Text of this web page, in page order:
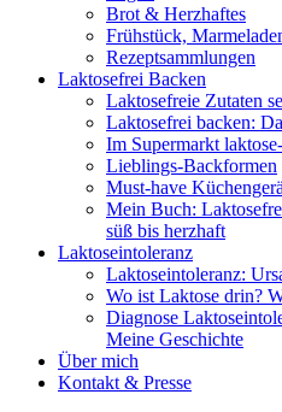
Brot & Herzhaftes
Frühstück,
Rezeptsammlungen
Laktosefrei Backen
Laktosefreie Zutaten
Laktosefrei backen:
Im Supermarkt
Lieblings-Backformen
Must-have
Mein Buch:
süß bis herzhaft
Laktoseintoleranz
Laktoseintoleranz:
Wo ist Laktose drin?
Diagnose
Meine Geschichte
Über mich
Kontakt & Presse